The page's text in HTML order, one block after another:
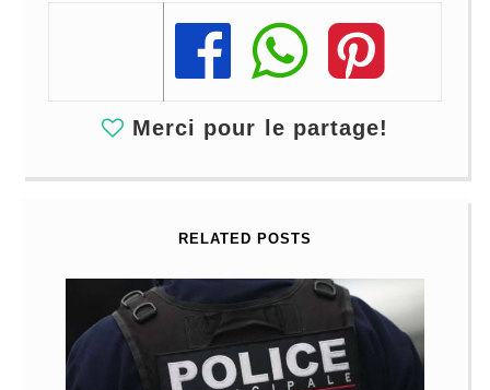
Share
Share
Share
Merci pour le partage!
RELATED POSTS